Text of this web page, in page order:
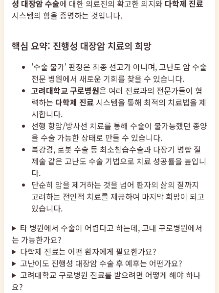
성 대장암 수술에 대한 의료진의 확고한 의지와 다학제 진료
시스템의 힘을 증명하는 것입니다.
핵심 요약: 진행성 대장암 치료의 희망
'수술 불가' 판정은 최종 선고가 아니며, 고난도 암 수술
전문 병원에서 새로운 기회를 찾을 수 있습니다.
고려대학교 구로병원은 여러 진료과의 전문가들이 협
력하는 다학제 진료 시스템을 통해 최적의 치료법을 제
시합니다.
선행 항암/방사선 치료를 통해 수술이 불가능했던 종양
을 수술 가능한 상태로 만들 수 있습니다.
복강경, 로봇 수술 등 최소침습수술과 다장기 병합 절
제술 같은 고난도 수술 기법으로 치료 성공률을 높입니
다.
단순히 암을 제거하는 것을 넘어 환자의 삶의 질까지
고려하는 전인적 치료를 제공하여 마지막 희망이 되고
있습니다.
타 병원에서 수술이 어렵다고 하는데, 고대 구로병원에서
는 가능한가요?
다학제 진료는 어떤 환자에게 필요한가요?
고난이도 진행성 대장암 수술 후 예후는 어떤가요?
고려대학교 구로병원 진료를 받으려면 어떻게 해야 하나
요?